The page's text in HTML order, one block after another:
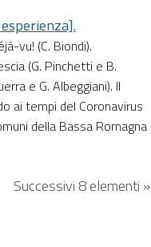
vu! (C. Biondi).
(G. Pinchetti e B.
e G. Albeggiani). Il
ai tempi del Coronavirus
della Bassa Romagna
Successivi 8 elementi »